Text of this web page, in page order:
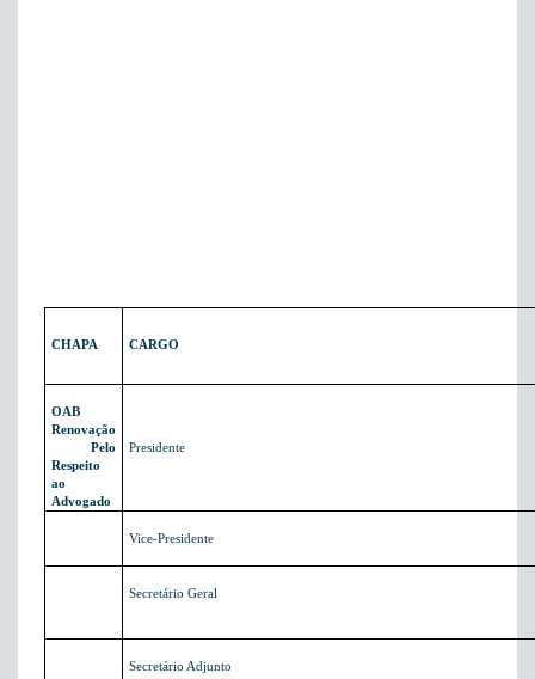
CHAPA CARGO
OAB
Renovação
 Pelo
Respeito
ao
Advogado
Presidente
Vice-Presidente
Secretário Geral
Secretário Adjunto